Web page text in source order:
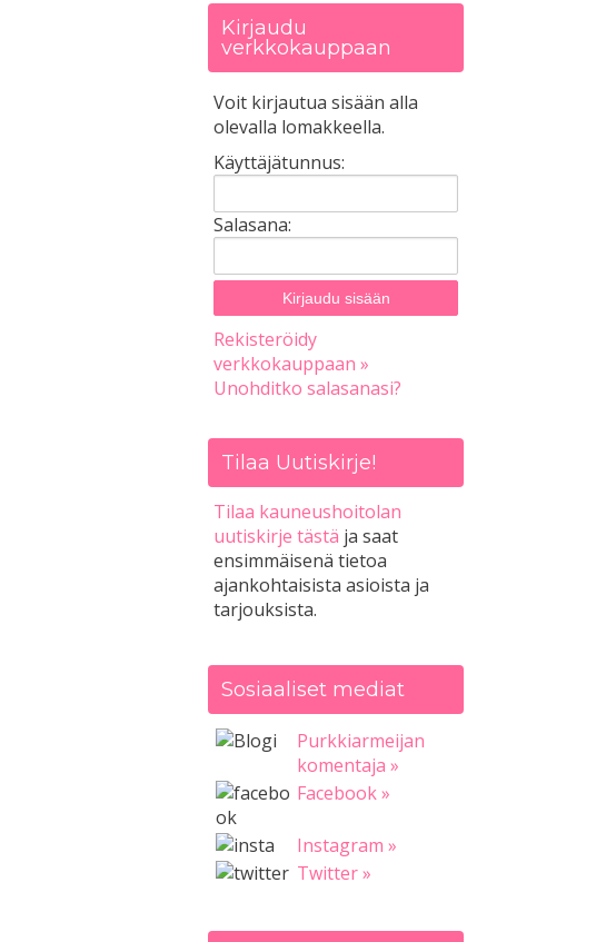
Kirjaudu
verkkokauppaan
Voit kirjautua sisään alla
olevalla lomakkeella.
Käyttäjätunnus:
Salasana:
Rekisteröidy
verkkokauppaan »
Unohditko salasanasi?
Tilaa Uutiskirje!
Tilaa kauneushoitolan
uutiskirje tästä ja saat
ensimmäisenä tietoa
ajankohtaisista asioista ja
tarjouksista.
Sosiaaliset mediat
Purkkiarmeijan
komentaja »
Facebook »
Instagram »
Twitter »